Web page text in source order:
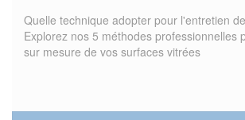
Quelle technique adopter pour l'entretien
Explorez nos 5 méthodes professionnelles
sur mesure de vos surfaces vitrées